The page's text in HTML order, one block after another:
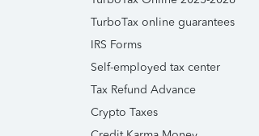
TurboTax online guarantees
IRS Forms
Self-employed tax center
Tax Refund Advance
Crypto Taxes